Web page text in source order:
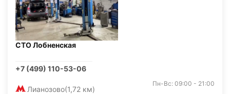
СТО Лобненская
+7 (499) 110-53-06
Лианозово(1,72 км)
Пн-Вс: 09:00 - 21:00